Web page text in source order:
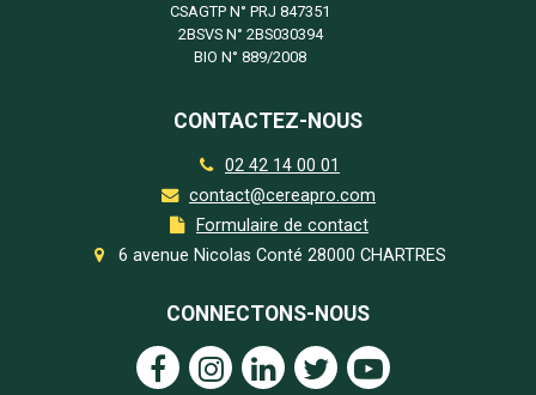
CSAGTP N° PRJ 847351
2BSVS N° 2BS030394
BIO N° 889/2008
CONTACTEZ-NOUS
02 42 14 00 01
contact@cereapro.com
Formulaire de contact
6 avenue Nicolas Conté 28000 CHARTRES
CONNECTONS-NOUS